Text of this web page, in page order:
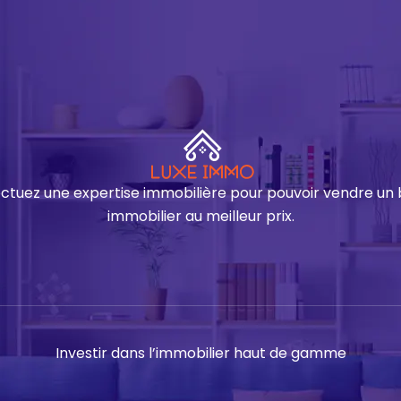
une expertise immobilière pour pouvoir vendre un
immobilier au meilleur prix.
Investir dans l’immobilier haut de gamme